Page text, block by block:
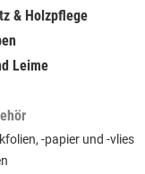
& Holzpflege
Leime
-papier und -vlies